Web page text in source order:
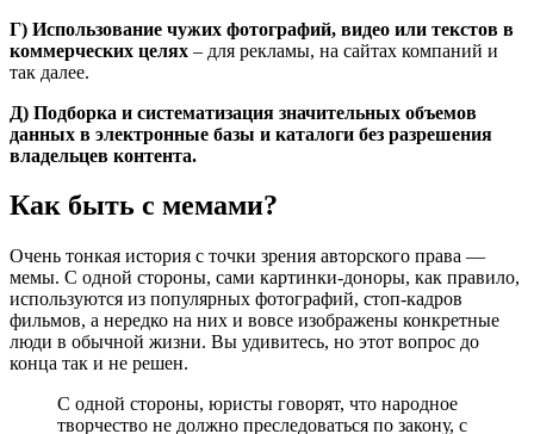
Г) Использование чужих фотографий, видео или текстов в
коммерческих целях – для рекламы, на сайтах компаний и
так далее.
Д) Подборка и систематизация значительных объемов
данных в электронные базы и каталоги без разрешения
владельцев контента.
Как быть с мемами?
Очень тонкая история с точки зрения авторского права —
мемы. С одной стороны, сами картинки-доноры, как правило,
используются из популярных фотографий, стоп-кадров
фильмов, а нередко на них и вовсе изображены конкретные
люди в обычной жизни. Вы удивитесь, но этот вопрос до
конца так и не решен.
С одной стороны, юристы говорят, что народное
творчество не должно преследоваться по закону, с